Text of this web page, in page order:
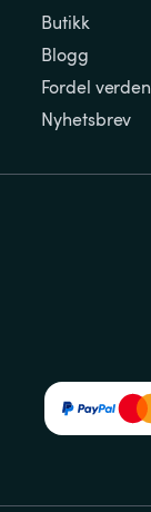
Butikk
Blogg
Fordel verden
Nyhetsbrev